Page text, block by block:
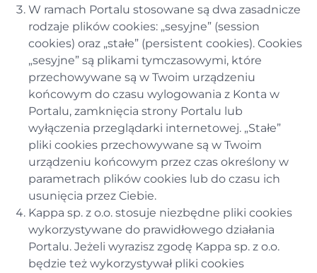
W ramach Portalu stosowane są dwa zasadnicze
rodzaje plików cookies: „sesyjne” (session
cookies) oraz „stałe” (persistent cookies). Cookies
„sesyjne” są plikami tymczasowymi, które
przechowywane są w Twoim urządzeniu
końcowym do czasu wylogowania z Konta w
Portalu, zamknięcia strony Portalu lub
wyłączenia przeglądarki internetowej. „Stałe”
pliki cookies przechowywane są w Twoim
urządzeniu końcowym przez czas określony w
parametrach plików cookies lub do czasu ich
usunięcia przez Ciebie.
Kappa sp. z o.o. stosuje niezbędne pliki cookies
wykorzystywane do prawidłowego działania
Portalu. Jeżeli wyrazisz zgodę Kappa sp. z o.o.
będzie też wykorzystywał pliki cookies